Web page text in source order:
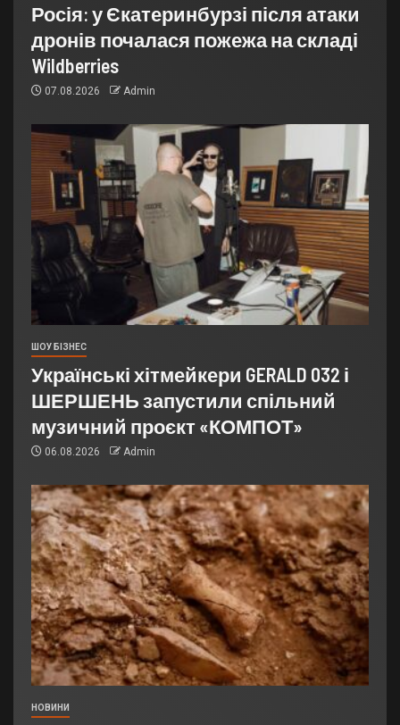
Росія: у Єкатеринбурзі після атаки
дронів почалася пожежа на складі
Wildberries
07.08.2026 Admin
ШОУ БІЗНЕС
Українські хітмейкери GERALD 032 і
ШЕРШЕНЬ запустили спільний
музичний проєкт «КОМПОТ»
06.08.2026 Admin
НОВИНИ